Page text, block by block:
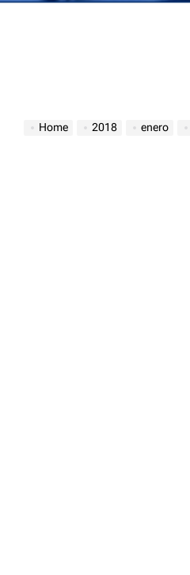
Home 2018 enero